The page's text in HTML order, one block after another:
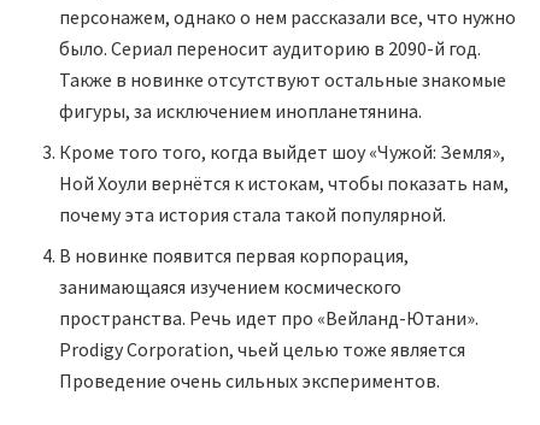
персонажем, однако о нем рассказали все, что нужно
было. Сериал переносит аудиторию в 2090-й год.
Также в новинке отсутствуют остальные знакомые
фигуры, за исключением инопланетянина.
Кроме того того, когда выйдет шоу «Чужой: Земля»,
Ной Хоули вернётся к истокам, чтобы показать нам,
почему эта история стала такой популярной.
В новинке появится первая корпорация,
занимающаяся изучением космического
пространства. Речь идет про «Вейланд-Ютани».
Prodigy Corporation, чьей целью тоже является
Проведение очень сильных экспериментов.